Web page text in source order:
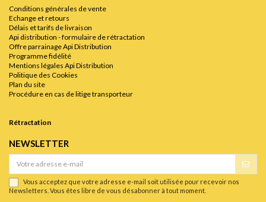
Conditions générales de vente
Echange et retours
Délais et tarifs de livraison
Api distribution - formulaire de rétractation
Offre parrainage Api Distribution
Programme fidélité
Mentions légales Api Distribution
Politique des Cookies
Plan du site
Procédure en cas de litige transporteur
Rétractation
NEWSLETTER
Vous acceptez que votre adresse e-mail soit utilisée pour recevoir nos
Newsletters. Vous êtes libre de vous désabonner à tout moment.